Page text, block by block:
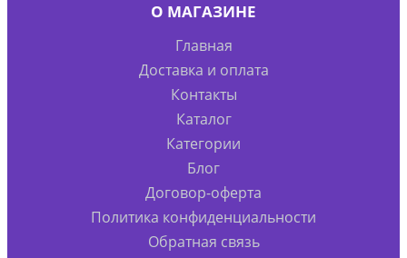
О МАГАЗИНЕ
Главная
Доставка и оплата
Контакты
Каталог
Категории
Блог
Договор-оферта
Политика конфиденциальности
Обратная связь